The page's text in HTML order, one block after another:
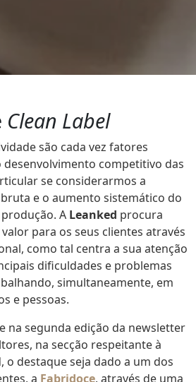
Clean Label
são cada vez fatores
competitivo das
se considerarmos a
e o aumento sistemático do
A Leanked procura
para os seus clientes através
como tal centra a sua atenção
dificuldades e problemas
simultaneamente, em
e pessoas.
na segunda edição da newsletter
na secção respeitante à
o destaque seja dado a um dos
a Fabridoce, através de uma